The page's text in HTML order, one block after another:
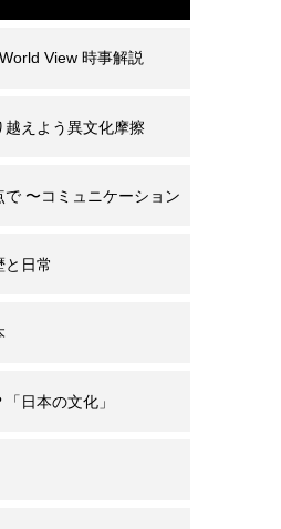
View 時事解説
越えよう異文化摩擦
〜コミュニケーション
と日常
日本の文化」